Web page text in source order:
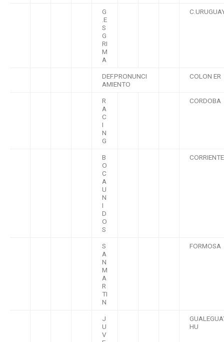
G
.E
S
G
RI
M
A
DEF.PRONUNCI
AMIENTO
COLON ER
R
A
C
I
N
G
CORDOBA
B
O
C
A
U
N
I
D
O
S
S
A
N
M
A
R
TI
N
FORMOSA
J
U
V
HU